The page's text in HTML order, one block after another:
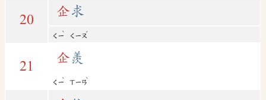
20
企求
ㄑㄧ
ˋ
ㄑㄧㄡ
ˊ
21
企羨
ㄑㄧ
ˋ
ㄒㄧㄢ
ˋ